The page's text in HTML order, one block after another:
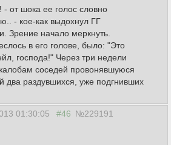
от шока ее голос словно
- кое-как выдохнул ГГ
Зрение начало меркнуть.
в его голове, было: "Это
господа!" Через три недели
соседей провонявшуюся
два раздувшихся, уже подгнивших
01:30:05 #46 №229191